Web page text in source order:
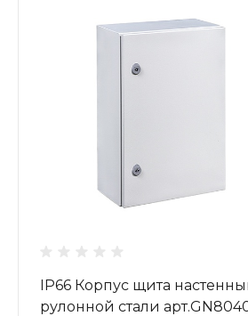
IP66 Корпус щита
рулонной стали